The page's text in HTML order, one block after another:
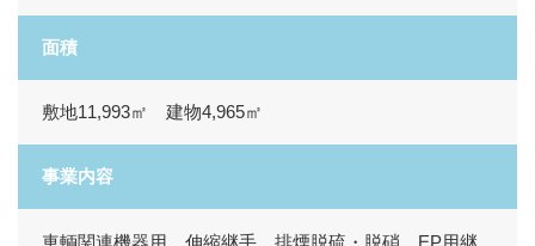
面積
敷地11,993㎡ 建物4,965㎡
事業内容
車輌関連機器用、伸縮継手、排煙脱硫・脱硝、EP用継